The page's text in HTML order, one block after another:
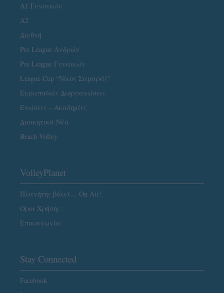
Α1 Γυναικών
A2
Διεθνή
Pre League Ανδρών
Pre League Γυναικών
League Cup “Νίκος Σαμαράς”
Ευρωπαϊκές Διοργανώσεις
Ενώσεις – Ακαδημίες
Διοικητικά Νέα
Beach Volley
VolleyPlanet
Πλανήτης βόλεϊ… On Air!
Όροι Χρήσης
Επικοινωνία
Stay Connected
Facebook